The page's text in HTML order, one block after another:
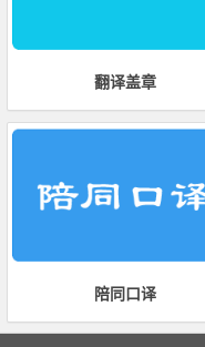
翻译盖章
陪同口译